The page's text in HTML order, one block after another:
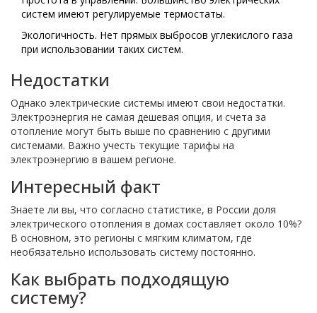
систем имеют регулируемые термостаты.
Экологичность. Нет прямых выбросов углекислого газа
при использовании таких систем.
Недостатки
Однако электрические системы имеют свои недостатки.
Электроэнергия не самая дешевая опция, и счета за
отопление могут быть выше по сравнению с другими
системами. Важно учесть текущие тарифы на
электроэнергию в вашем регионе.
Интересный факт
Знаете ли вы, что согласно статистике, в России доля
электрического отопления в домах составляет около 10%?
В основном, это регионы с мягким климатом, где
необязательно использовать систему постоянно.
Как выбрать подходящую
систему?